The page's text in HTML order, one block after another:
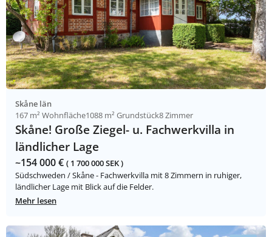
Skåne län
167 m² Wohnfläche1088 m² Grundstück8 Zimmer
Skåne! Große Ziegel- u. Fachwerkvilla in
ländlicher Lage
~154 000 € ( 1 700 000 SEK )
Südschweden / Skåne - Fachwerkvilla mit 8 Zimmern in ruhiger,
ländlicher Lage mit Blick auf die Felder.
Mehr lesen